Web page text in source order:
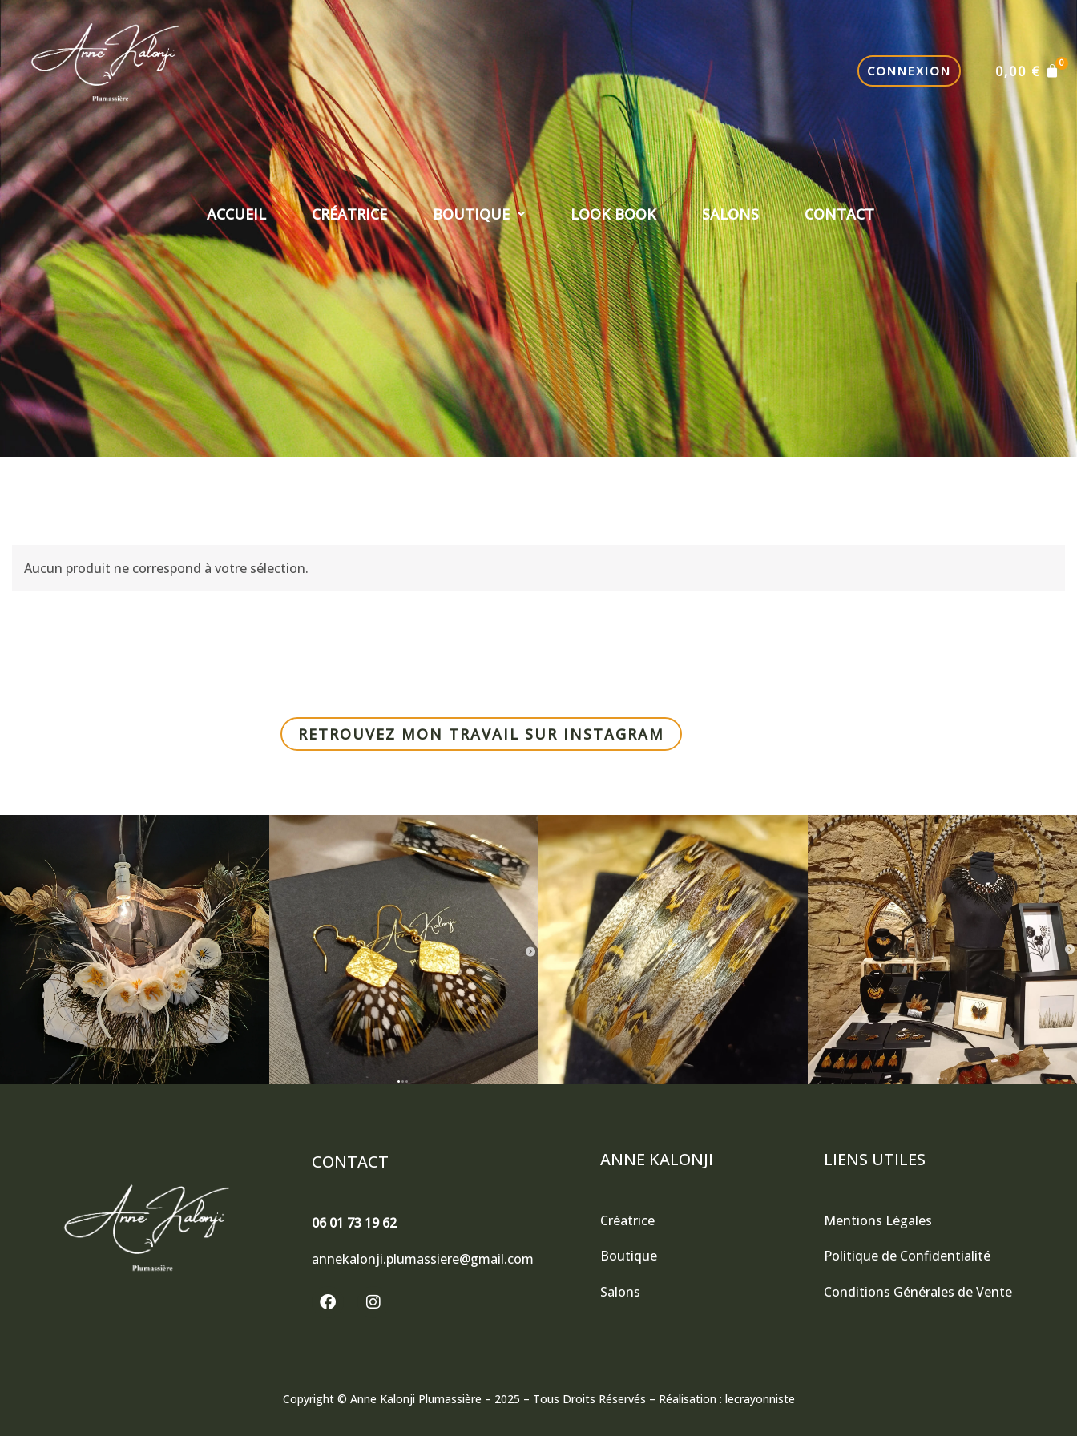
ACCUEIL CRÉATRICE BOUTIQUE LOOK BOOK SALONS CONTACT
CONNEXION 0,00 €
Aucun produit ne correspond à votre sélection.
RETROUVEZ MON TRAVAIL SUR INSTAGRAM
CONTACT
06 01 73 19 62
annekalonji.plumassiere@gmail.com
F
a
k
I
n
a
ANNE KALONJI
Créatrice
Boutique
Salons
LIENS UTILES
Mentions Légales
Politique de Confidentialité
Conditions Générales de Vente
Copyright © Anne Kalonji Plumassière – 2025 – Tous Droits Réservés – Réalisation : lecrayonniste